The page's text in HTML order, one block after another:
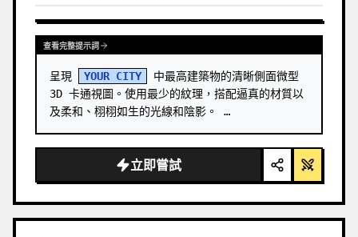
查看其他模型的結果
查看完整提示詞
呈現 YOUR CITY
中最高建築物的清晰側面微型
3D 卡通視圖。使用最少的紋理，搭配逼真的材質以
及柔和、栩栩如生的光線和陰影。 …
立即嘗試